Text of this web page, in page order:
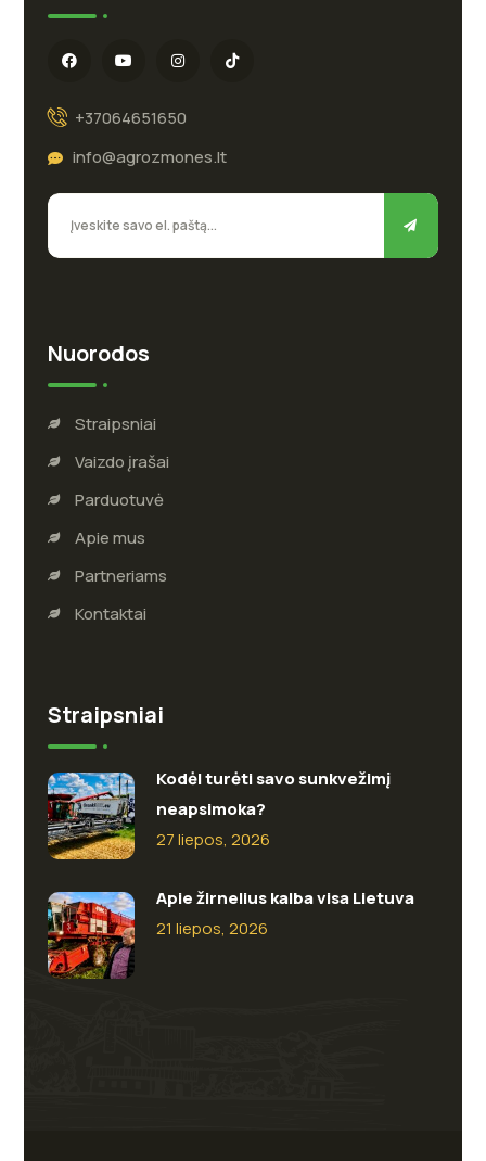
+37064651650
info@agrozmones.lt
Nuorodos
Straipsniai
Vaizdo įrašai
Parduotuvė
Apie mus
Partneriams
Kontaktai
Straipsniai
Kodėl turėti savo sunkvežimį
neapsimoka?
27 liepos, 2026
Apie žirnelius kalba visa Lietuva
21 liepos, 2026